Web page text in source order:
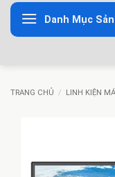
Danh Mục
TRANG CHỦ / LINH KIỆN